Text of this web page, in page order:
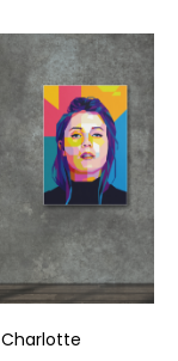
Charlotte